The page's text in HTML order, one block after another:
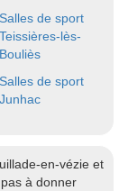
Salles de sport
Teissières-lès-
Bouliès
Salles de sport
Junhac
en-vézie et
à donner